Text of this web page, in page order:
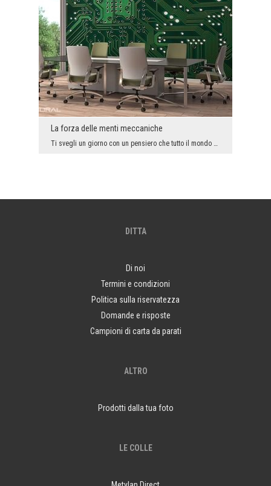
La forza delle menti meccaniche
Ti svegli un giorno con un pensiero che tutto il mondo può diventare una grande macchina? Cosa su...
DITTA
Di noi
Termini e condizioni
Politica sulla riservatezza
Domande e risposte
Campioni di carta da parati
ALTRO
Prodotti dalla tua foto
LE COLLE